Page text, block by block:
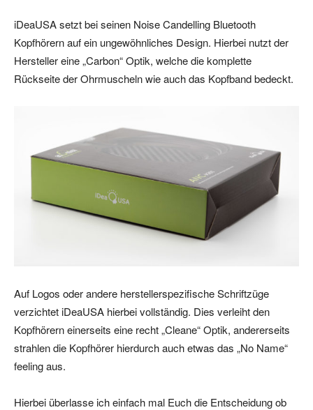
iDeaUSA setzt bei seinen Noise Candelling Bluetooth
Kopfhörern auf ein ungewöhnliches Design. Hierbei nutzt der
Hersteller eine „Carbon“ Optik, welche die komplette
Rückseite der Ohrmuscheln wie auch das Kopfband bedeckt.
Auf Logos oder andere herstellerspezifische Schriftzüge
verzichtet iDeaUSA hierbei vollständig. Dies verleiht den
Kopfhörern einerseits eine recht „Cleane“ Optik, andererseits
strahlen die Kopfhörer hierdurch auch etwas das „No Name“
feeling aus.
Hierbei überlasse ich einfach mal Euch die Entscheidung ob